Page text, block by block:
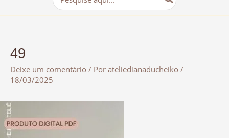
49
Deixe um comentário / Por ateliedianaducheiko /
18/03/2025